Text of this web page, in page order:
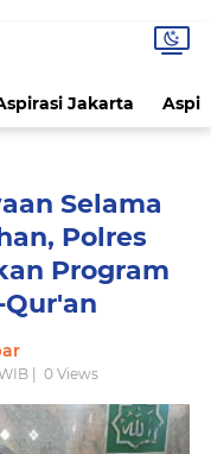
Jakarta
Selama
Polres
Program
Qur'an
| 0Views